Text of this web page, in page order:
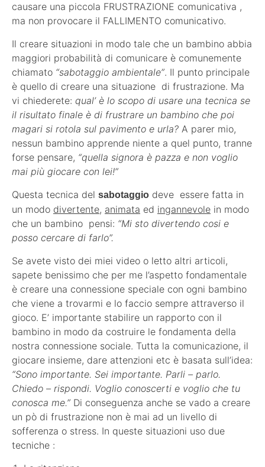
causare una piccola FRUSTRAZIONE comunicativa ,
ma non provocare il FALLIMENTO comunicativo.
Il creare situazioni in modo tale che un bambino abbia
maggiori probabilità di comunicare è comunemente
chiamato “sabotaggio ambientale”. Il punto principale
è quello di creare una situazione di frustrazione. Ma
vi chiederete: qual’ è lo scopo di usare una tecnica se
il risultato finale è di frustrare un bambino che poi
magari si rotola sul pavimento e urla? A parer mio,
nessun bambino apprende niente a quel punto, tranne
forse pensare, “quella signora è pazza e non voglio
mai più giocare con lei!”
Questa tecnica del sabotaggio deve essere fatta in
un modo divertente, animata ed ingannevole in modo
che un bambino pensi: “Mi sto divertendo cosi e
posso cercare di farlo”.
Se avete visto dei miei video o letto altri articoli,
sapete benissimo che per me l’aspetto fondamentale
è creare una connessione speciale con ogni bambino
che viene a trovarmi e lo faccio sempre attraverso il
gioco. E’ importante stabilire un rapporto con il
bambino in modo da costruire le fondamenta della
nostra connessione sociale. Tutta la comunicazione, il
giocare insieme, dare attenzioni etc è basata sull’idea:
“Sono importante. Sei importante. Parli – parlo.
Chiedo – rispondi. Voglio conoscerti e voglio che tu
conosca me.” Di conseguenza anche se vado a creare
un pò di frustrazione non è mai ad un livello di
sofferenza o stress. In queste situazioni uso due
tecniche :